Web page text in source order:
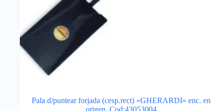
Pala d/puntear forjada (cesp.rect) «GHERARDI» enc. en
origen. Cod:43053004